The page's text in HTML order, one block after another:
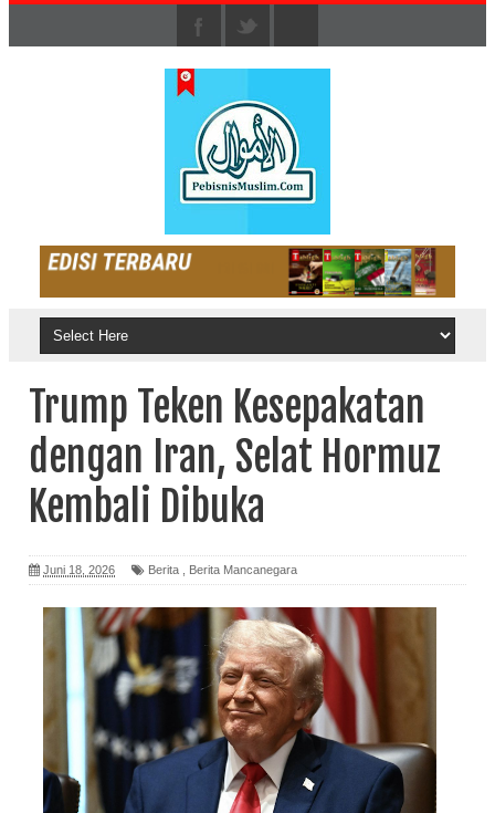
Trump Teken Kesepakatan
dengan Iran, Selat Hormuz
Kembali Dibuka
Juni 18, 2026 Berita Berita Mancanegara